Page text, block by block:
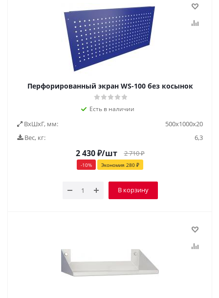
Перфорированный экран WS-100 без косынок
Есть в наличии
ВxШxГ, мм:
500x1000x20
Вес, кг:
6,3
2 430₽/шт 2 710₽
-10% Экономия 280 ₽
В корзину